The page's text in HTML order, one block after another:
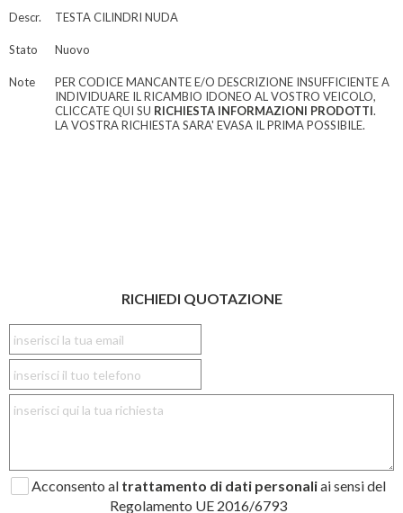
Descr. TESTA CILINDRI NUDA
Stato Nuovo
Note
PER CODICE MANCANTE E/O DESCRIZIONE INSUFFICIENTE A
INDIVIDUARE IL RICAMBIO IDONEO AL VOSTRO VEICOLO,
CLICCATE QUI SU RICHIESTA INFORMAZIONI PRODOTTI.
LA VOSTRA RICHIESTA SARA' EVASA IL PRIMA POSSIBILE.
RICHIEDI QUOTAZIONE
Acconsento al trattamento di dati personaliai sensi del
Regolamento UE 2016/6793